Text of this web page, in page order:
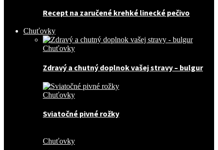
Recept na zaručené krehké linecké pečivo
Chuťovky
Chuťovky
Zdravý a chutný doplnok vašej stravy – bulgur
Chuťovky
Sviatočné pivné rožky
Chuťovky